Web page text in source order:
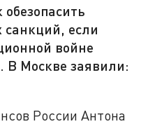
санкций, если
войне
В Москве заявили:
России Антона